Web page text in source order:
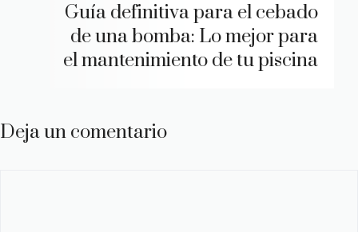
Guía definitiva para el cebado
de una bomba: Lo mejor para
el mantenimiento de tu piscina
Deja un comentario